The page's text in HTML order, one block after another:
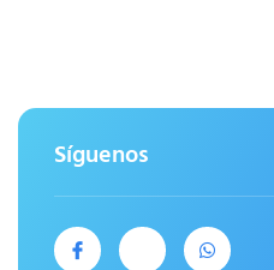
Síguenos